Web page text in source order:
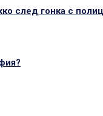
след гонка с